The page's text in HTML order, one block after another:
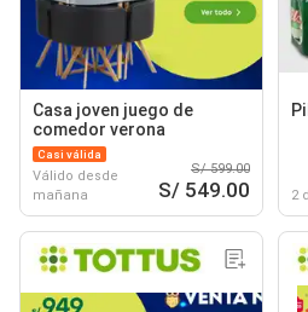
Casa joven juego de
comedor verona
Casi válida
Válido desde
mañana
S/ 599.00
S/ 549.00 2